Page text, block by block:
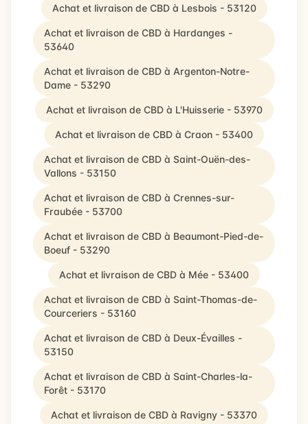
Achat et livraison de CBD à Lesbois - 53120
Achat et livraison de CBD à Hardanges -
53640
Achat et livraison de CBD à Argenton-Notre-
Dame - 53290
Achat et livraison de CBD à L'Huisserie - 53970
Achat et livraison de CBD à Craon - 53400
Achat et livraison de CBD à Saint-Ouën-des-
Vallons - 53150
Achat et livraison de CBD à Crennes-sur-
Fraubée - 53700
Achat et livraison de CBD à Beaumont-Pied-de-
Boeuf - 53290
Achat et livraison de CBD à Mée - 53400
Achat et livraison de CBD à Saint-Thomas-de-
Courceriers - 53160
Achat et livraison de CBD à Deux-Évailles -
53150
Achat et livraison de CBD à Saint-Charles-la-
Forêt - 53170
Achat et livraison de CBD à Ravigny - 53370